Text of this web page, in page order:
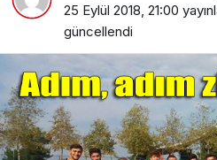
25 Eylül 2018, 21:00
güncellendi